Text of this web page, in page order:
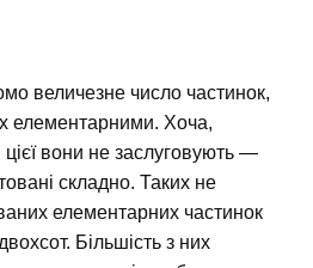
величезне число частинок,
елементарними. Хоча,
вони не заслуговують —
складно. Таких не
елементарних частинок
Більшість з них